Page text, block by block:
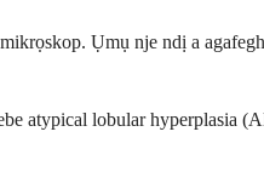
Ụmụ nje ndị a
atypical lobular hyperplasia